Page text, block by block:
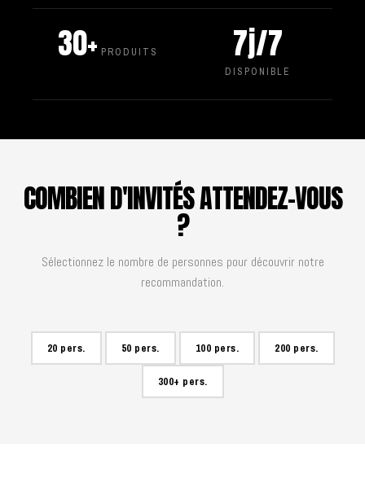
30+ PRODUITS 7j/7
DISPONIBLE
COMBIEN D'INVITÉS ATTENDEZ-VOUS
?
Sélectionnez le nombre de personnes pour découvrir notre
recommandation.
20 pers. 50 pers. 100 pers. 200 pers.
300+ pers.